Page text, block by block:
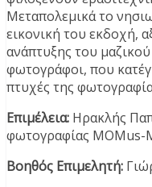
Μεταπολεμικά το
εικονική του εκδοχή,
ανάπτυξης του
φωτογράφοι, που
πτυχές της
Επιμέλεια: Ηρακλής
φωτογραφίας
Βοηθός Επιμελητή: